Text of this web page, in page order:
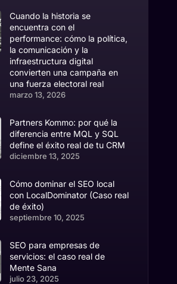
Cuando la historia se
encuentra con el
performance: cómo la política,
la comunicación y la
infraestructura digital
convierten una campaña en
una fuerza electoral real
marzo 13, 2026
Partners Kommo: por qué la
diferencia entre MQL y SQL
define el éxito real de tu CRM
diciembre 13, 2025
Cómo dominar el SEO local
con LocalDominator (Caso real
de éxito)
septiembre 10, 2025
SEO para empresas de
servicios: el caso real de
Mente Sana
julio 23, 2025